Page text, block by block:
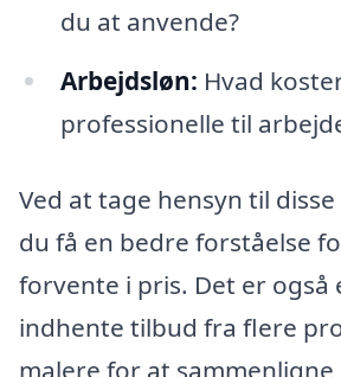
du at anvende?
Arbejdsløn: Hvad
professionelle til
Ved at tage hensyn til
du få en bedre forståelse
forvente i pris. Det er også
indhente tilbud fra flere
malere for at sammenligne